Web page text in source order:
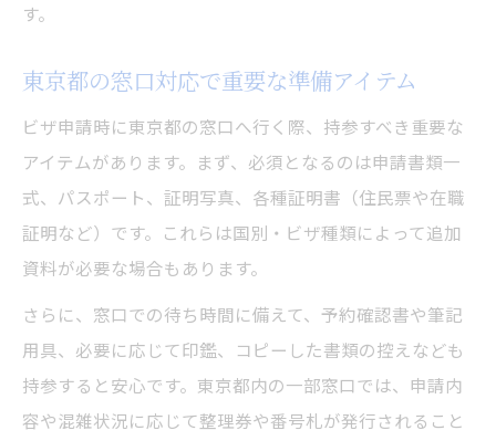
す。
東京都の窓口対応で重要な準備アイテム
ビザ申請時に東京都の窓口へ行く際、持参すべき重要な
アイテムがあります。まず、必須となるのは申請書類一
式、パスポート、証明写真、各種証明書（住民票や在職
証明など）です。これらは国別・ビザ種類によって追加
資料が必要な場合もあります。
さらに、窓口での待ち時間に備えて、予約確認書や筆記
用具、必要に応じて印鑑、コピーした書類の控えなども
持参すると安心です。東京都内の一部窓口では、申請内
容や混雑状況に応じて整理券や番号札が発行されること